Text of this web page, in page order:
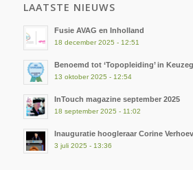
LAATSTE NIEUWS
Fusie AVAG en Inholland
18 december 2025 - 12:51
Benoemd tot ‘Topopleiding’ in
13 oktober 2025 - 12:54
InTouch magazine september 2025
18 september 2025 - 11:02
Inauguratie hoogleraar Corine
3 juli 2025 - 13:36